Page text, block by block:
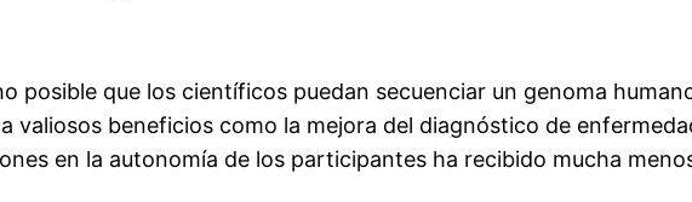
posible que los científicos puedan secuenciar un genoma
valiosos beneficios como la mejora del diagnóstico de
en la autonomía de los participantes ha recibido mucha